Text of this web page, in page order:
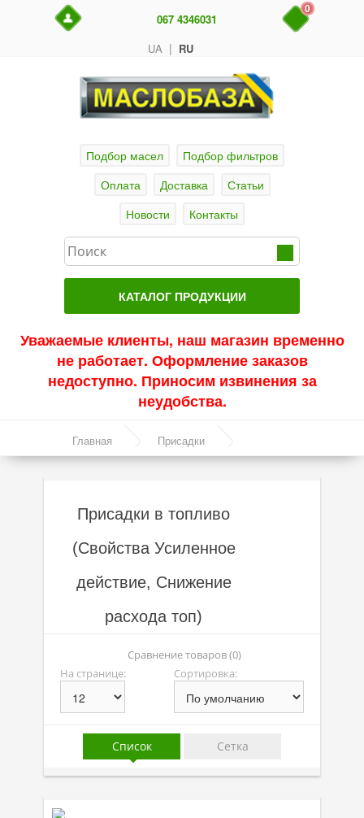
UA | RU
067 4346031
0
Подбор масел
Подбор фильтров
Оплата
Доставка
Статьи
Новости
Контакты
КАТАЛОГ ПРОДУКЦИИ
Актуальные продукты
Акции
Синтетические масла
Минеральные масла
Масло с молибденом
Линейка масел Molygen
Линейка масел Top Tec
Линейка масел Optimal
Присадки
Присадки в масло
Присадки в системы охлаждения
Уважаемые клиенты, наш магазин временно
не работает. Оформление заказов
недоступно. Приносим извинения за
неудобства.
Главная Присадки
Присадки в топливо
(Свойства Усиленное
действие, Снижение
расхода топ)
Сравнение товаров (0)
На странице:
Сортировка:
Список Сетка